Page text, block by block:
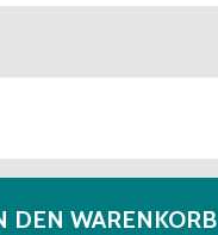
DEN WARENKORB